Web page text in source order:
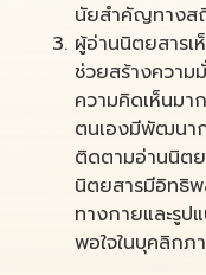
นัยสำคัญทางส
ผู้อ่านนิตยสาร
ช่วยสร้างความ
ความคิดเห็นม
ตนเองมีพัฒนา
ติดตามอ่านนิต
นิตยสารมีอิทธิ
ทางกายและรู
พอใจในบุคลิกภ